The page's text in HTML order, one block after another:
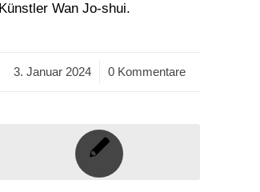
Künstler Wan Jo-shui.
3. Januar 2024
/ 0 Kommentare